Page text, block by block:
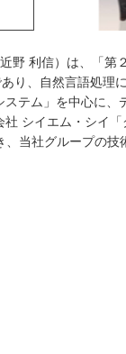
利信）は、「
り、自然言語処
テム」を中心に
シイエム・シイ
当社グループの技